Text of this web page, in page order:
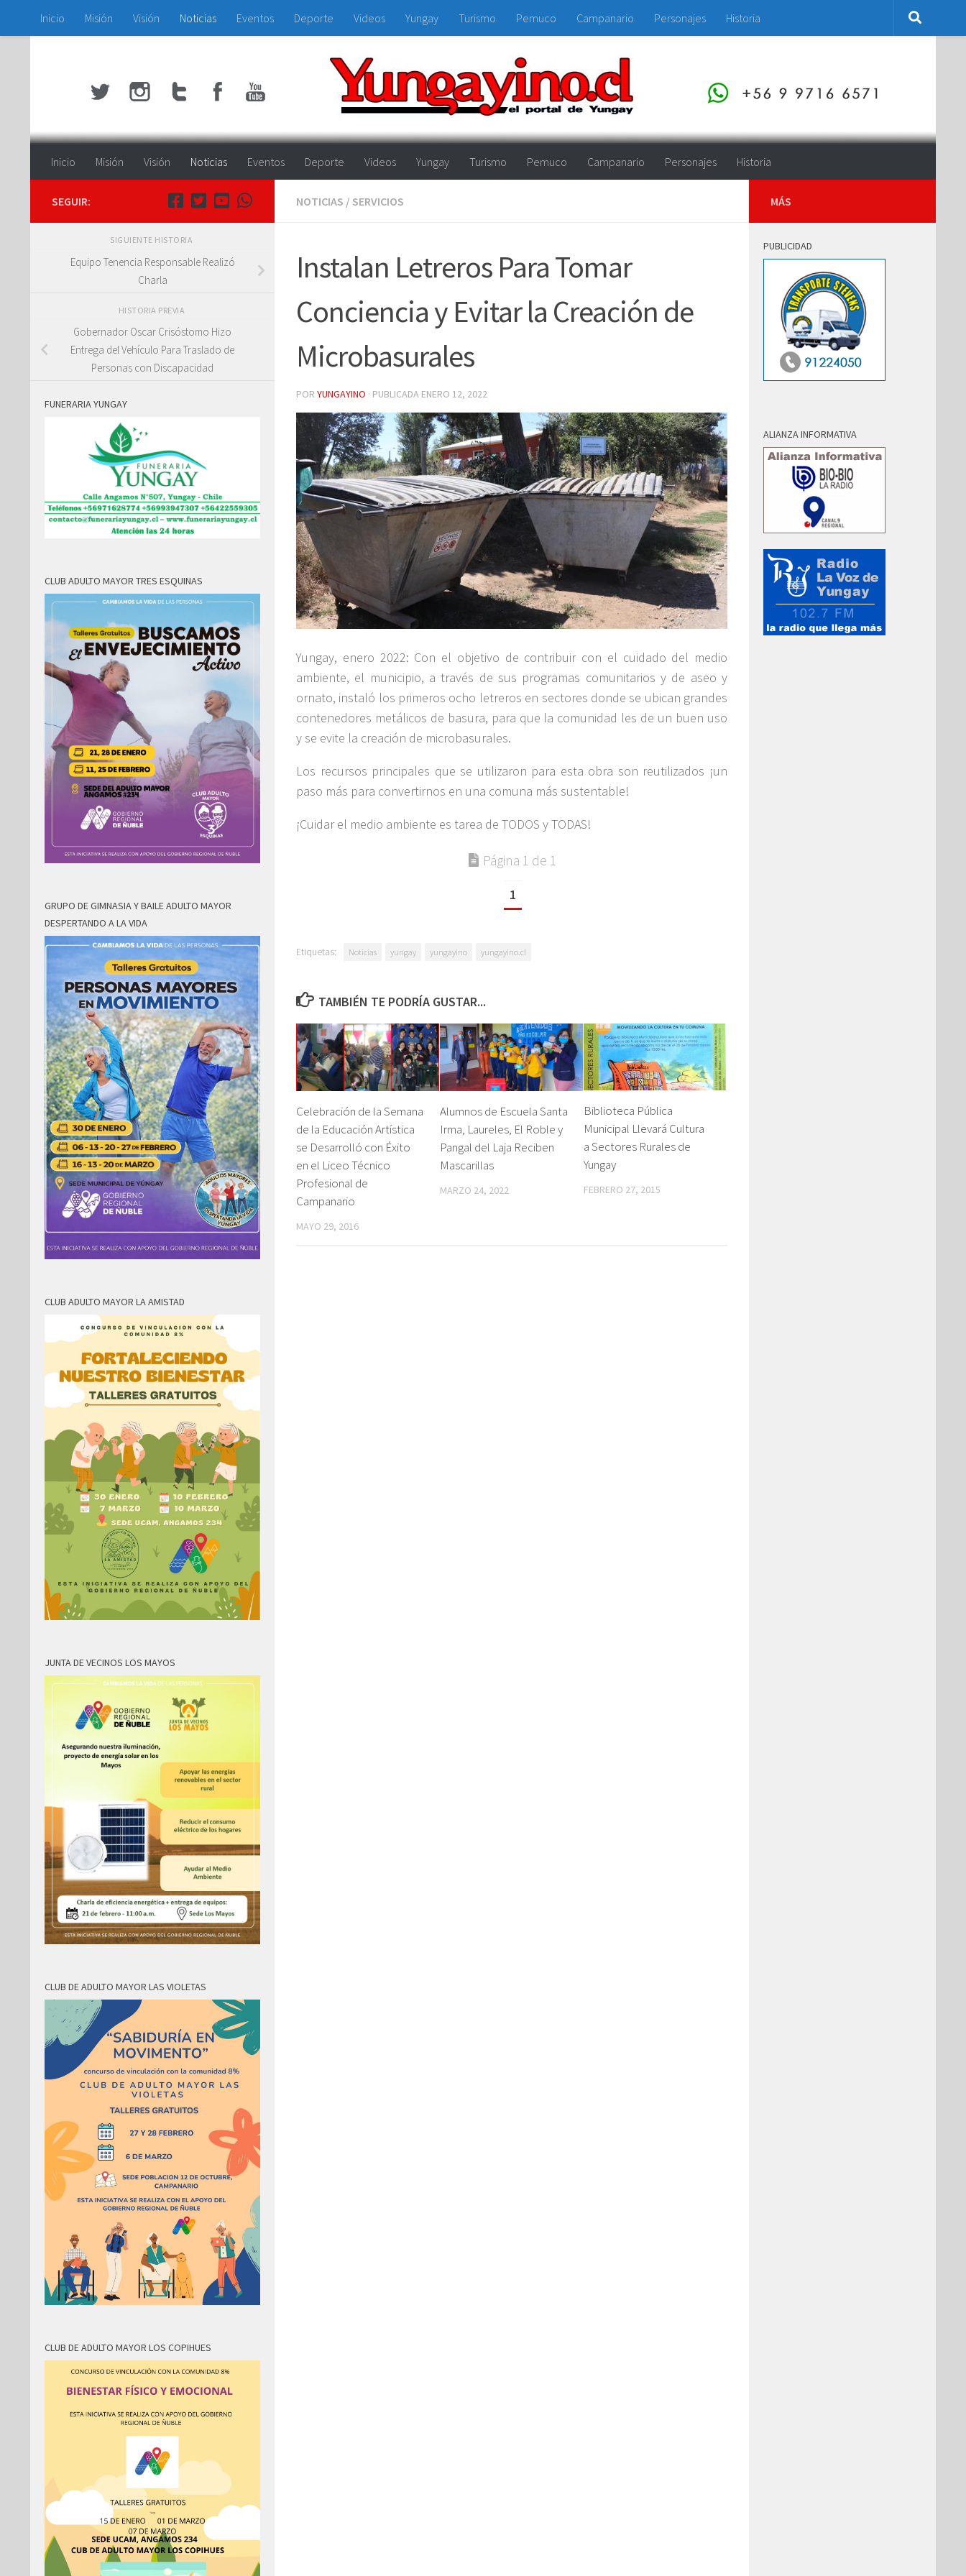
Saltar al contenido
Inicio Misión Visión Noticias Eventos Deporte Videos Yungay Turismo Pemuco Campanario Personajes Historia
Inicio Misión Visión Noticias Eventos Deporte Videos Yungay Turismo Pemuco Campanario Personajes Historia
NOTICIAS / SERVICIOS
Instalan Letreros Para Tomar
Conciencia y Evitar la Creación de
Microbasurales
POR YUNGAYINO · PUBLICADA ENERO 12, 2022
Yungay, enero 2022: Con el objetivo de contribuir con el cuidado del medio
ambiente, el municipio, a través de sus programas comunitarios y de aseo y
ornato, instaló los primeros ocho letreros en sectores donde se ubican grandes
contenedores metálicos de basura, para que la comunidad les de un buen uso
y se evite la creación de microbasurales.
Los recursos principales que se utilizaron para esta obra son reutilizados ¡un
paso más para convertirnos en una comuna más sustentable!
¡Cuidar el medio ambiente es tarea de TODOS y TODAS!
Página 1 de 1
1
Etiquetas: Noticias yungay yungayino yungayino.cl
TAMBIÉN TE PODRÍA GUSTAR...
Celebración de la Semana
de la Educación Artística
se Desarrolló con Éxito
en el Liceo Técnico
Profesional de
Campanario
MAYO 29, 2016
Alumnos de Escuela Santa
Irma, Laureles, El Roble y
Pangal del Laja Reciben
Mascarillas
MARZO 24, 2022
Biblioteca Pública
Municipal Llevará Cultura
a Sectores Rurales de
Yungay
FEBRERO 27, 2015
SEGUIR:
SIGUIENTE HISTORIA
Equipo Tenencia Responsable Realizó
Charla
HISTORIA PREVIA
Gobernador Oscar Crisóstomo Hizo
Entrega del Vehículo Para Traslado de
Personas con Discapacidad
FUNERARIA YUNGAY
CLUB ADULTO MAYOR TRES ESQUINAS
GRUPO DE GIMNASIA Y BAILE ADULTO MAYOR
DESPERTANDO A LA VIDA
CLUB ADULTO MAYOR LA AMISTAD
JUNTA DE VECINOS LOS MAYOS
CLUB DE ADULTO MAYOR LAS VIOLETAS
CLUB DE ADULTO MAYOR LOS COPIHUES
MÁS
PUBLICIDAD
ALIANZA INFORMATIVA